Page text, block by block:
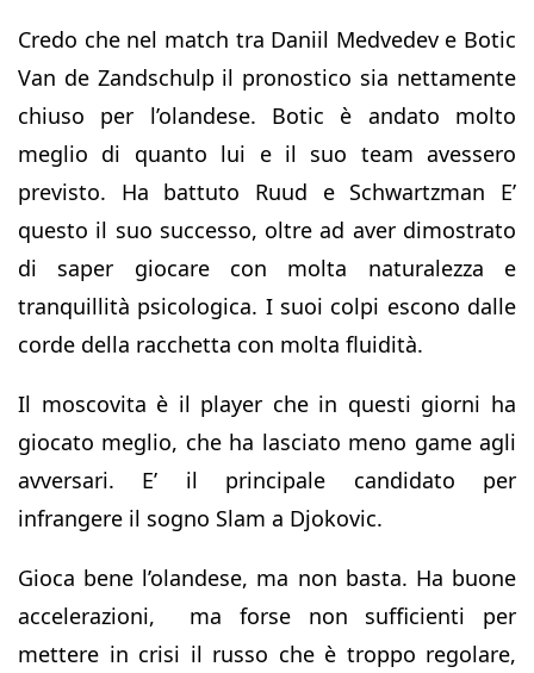
Credo che nel match tra Daniil Medvedev e Botic
Van de Zandschulp il pronostico sia nettamente
chiuso per l’olandese. Botic è andato molto
meglio di quanto lui e il suo team avessero
previsto. Ha battuto Ruud e Schwartzman E’
questo il suo successo, oltre ad aver dimostrato
di saper giocare con molta naturalezza e
tranquillità psicologica. I suoi colpi escono dalle
corde della racchetta con molta fluidità.
Il moscovita è il player che in questi giorni ha
giocato meglio, che ha lasciato meno game agli
avversari. E’ il principale candidato per
infrangere il sogno Slam a Djokovic.
Gioca bene l’olandese, ma non basta. Ha buone
accelerazioni, ma forse non sufficienti per
mettere in crisi il russo che è troppo regolare,